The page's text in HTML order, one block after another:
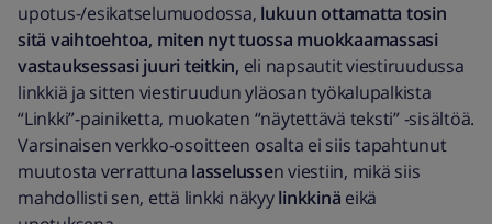
upotus-/esikatselumuodossa, lukuun ottamatta tosin
sitä vaihtoehtoa, miten nyt tuossa muokkaamassasi
vastauksessasi juuri teitkin, eli napsautit viestiruudussa
linkkiä ja sitten viestiruudun yläosan työkalupalkista
“Linkki”-painiketta, muokaten “näytettävä teksti” -sisältöä.
Varsinaisen verkko-osoitteen osalta ei siis tapahtunut
muutosta verrattuna lasselussen viestiin, mikä siis
mahdollisti sen, että linkki näkyylinkkinä eikä